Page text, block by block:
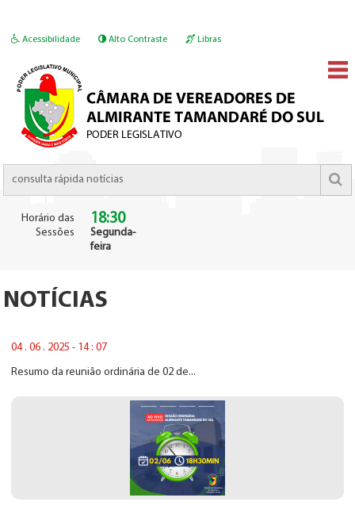
Acessibilidade Alto Contraste Libras
Horário das
Sessões
18:30
Segunda-
feira
NOTÍCIAS
04 . 06 . 2025 - 14 : 07
Resumo da reunião ordinária de 02 de...